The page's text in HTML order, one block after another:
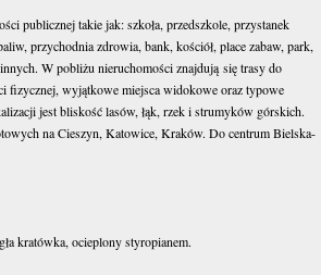
publicznej takie jak: szkoła, przedszkole, przystanek
przychodnia zdrowia, bank, kościół, place zabaw, park,
W pobliżu nieruchomości znajdują się trasy do
fizycznej, wyjątkowe miejsca widokowe oraz typowe
jest bliskość lasów, łąk, rzek i strumyków górskich.
na Cieszyn, Katowice, Kraków. Do centrum Bielska-
kratówka, ocieplony styropianem.